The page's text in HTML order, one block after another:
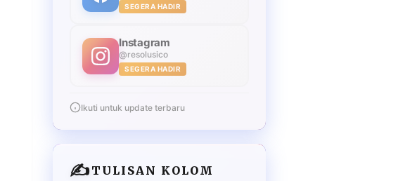
SEGERA HADIR
Instagram
@resolusico
SEGERA HADIR
Ikuti untuk update terbaru
✍️TULISAN KOLOM